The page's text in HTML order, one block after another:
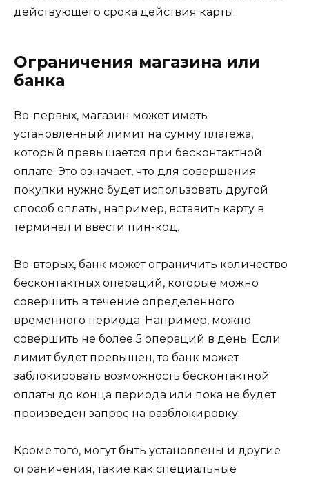
действующего срока действия карты.
Ограничения магазина или
банка
Во-первых, магазин может иметь
установленный лимит на сумму платежа,
который превышается при бесконтактной
оплате. Это означает, что для совершения
покупки нужно будет использовать другой
способ оплаты, например, вставить карту в
терминал и ввести пин-код.
Во-вторых, банк может ограничить количество
бесконтактных операций, которые можно
совершить в течение определенного
временного периода. Например, можно
совершить не более 5 операций в день. Если
лимит будет превышен, то банк может
заблокировать возможность бесконтактной
оплаты до конца периода или пока не будет
произведен запрос на разблокировку.
Кроме того, могут быть установлены и другие
ограничения, такие как специальные